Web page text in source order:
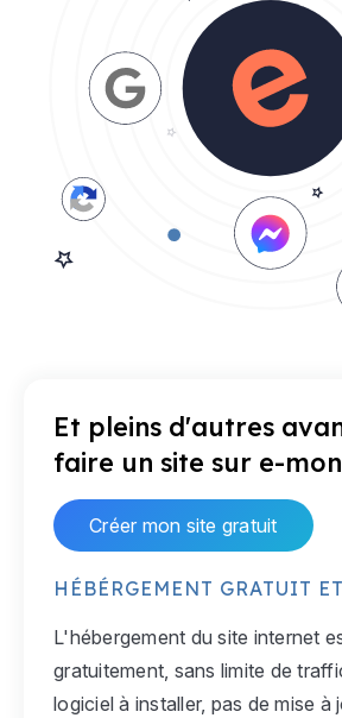
Et pleins d'autres
faire un site sur e-
Créer mon site gratuit
HÉBÉRGEMENT GRATUIT
L'hébergement du site internet
gratuitement, sans limite de
logiciel à installer, pas de mise à